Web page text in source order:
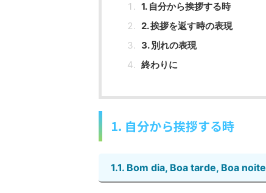
1. 自分から挨拶する時
2. 挨拶を返す時の表現
3. 別れの表現
終わりに
1. 自分から挨拶する時
1.1. Bom dia, Boa tarde, Boa noite